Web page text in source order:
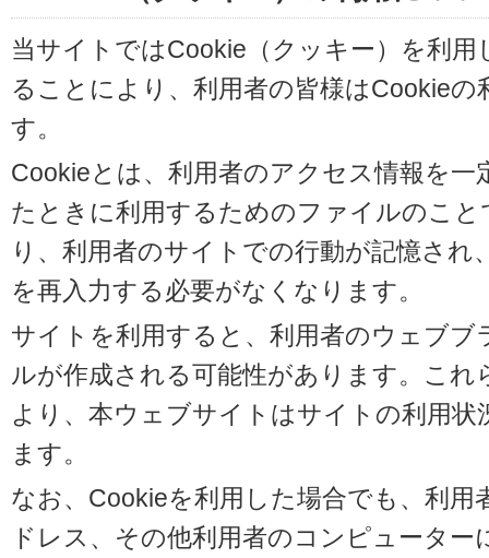
当サイトではCookie（クッキー）を利
ることにより、利用者の皆様はCookie
す。
Cookieとは、利用者のアクセス情報を
たときに利用するためのファイルのこ
り、利用者のサイトでの行動が記憶さ
を再入力する必要がなくなります。
サイトを利用すると、利用者のウェブ
ルが作成される可能性があります。こ
より、本ウェブサイトはサイトの利用
ます。
なお、Cookieを利用した場合でも、利用
ドレス、その他利用者のコンピュータ